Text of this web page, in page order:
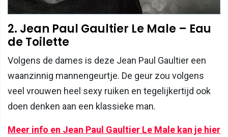
2. Jean Paul Gaultier Le Male – Eau
de Toilette
Volgens de dames is deze Jean Paul Gaultier een
waanzinnig mannengeurtje. De geur zou volgens
veel vrouwen heel sexy ruiken en tegelijkertijd ook
doen denken aan een klassieke man.
Meer info en Jean Paul Gaultier Le Male kan je hier